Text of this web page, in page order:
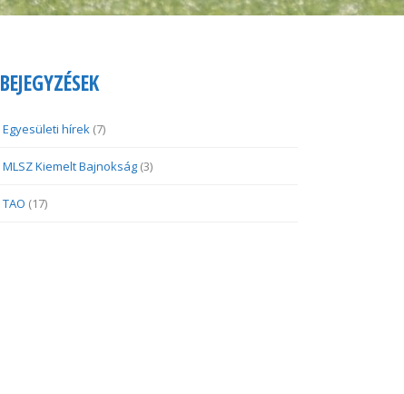
BEJEGYZÉSEK
Egyesületi hírek (7)
MLSZ Kiemelt Bajnokság (3)
TAO (17)